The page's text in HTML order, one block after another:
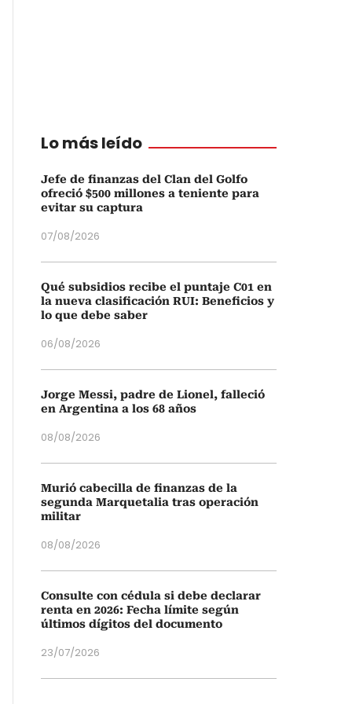
Lo más leído
Jefe de finanzas del Clan del Golfo
ofreció $500 millones a teniente para
evitar su captura
07/08/2026
Qué subsidios recibe el puntaje C01 en
la nueva clasificación RUI: Beneficios y
lo que debe saber
06/08/2026
Jorge Messi, padre de Lionel, falleció
en Argentina a los 68 años
08/08/2026
Murió cabecilla de finanzas de la
segunda Marquetalia tras operación
militar
08/08/2026
Consulte con cédula si debe declarar
renta en 2026: Fecha límite según
últimos dígitos del documento
23/07/2026